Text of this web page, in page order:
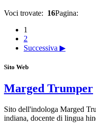
Voci trovate: 16Pagina:
1
2
Successiva ▶
Sito Web
Marged Trumper
Sito dell'indologa Marged
indiana, docente di lingua